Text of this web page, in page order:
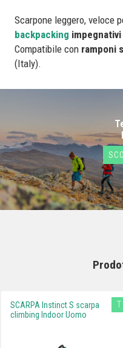
Scarpone leggero, veloce
backpacking impegnativi
Compatibile con ramponi
(Italy).
SCARPA Instinct S scarpa
climbing Indoor Uomo
T